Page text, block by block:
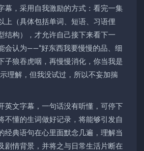
幕，采用自我激励的方式：看完一集
上（具体包括单词、短语、习语俚
结构），才允许自己接下来看下一
会认为——“好东西我要慢慢的品、细
子狼吞虎咽，再慢慢消化，你当我是
理解，但我没试过，所以不妄加揣
英文字幕，一句话没有听懂，可停下
不懂的生词做好记录，将能够引发自
经典语句在心里面默念几遍，理解当
剧情背景，并将之与日常生活片断在